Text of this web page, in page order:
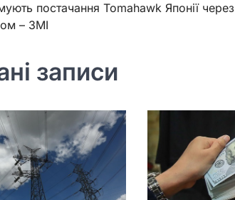
постачання Tomahawk Японії через
– ЗМІ
записи